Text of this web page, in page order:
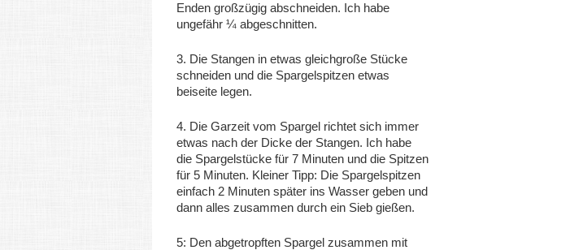
Enden großzügig abschneiden. Ich habe
ungefähr ¼ abgeschnitten.
3. Die Stangen in etwas gleichgroße Stücke
schneiden und die Spargelspitzen etwas
beiseite legen.
4. Die Garzeit vom Spargel richtet sich immer
etwas nach der Dicke der Stangen. Ich habe
die Spargelstücke für 7 Minuten und die Spitzen
für 5 Minuten. Kleiner Tipp: Die Spargelspitzen
einfach 2 Minuten später ins Wasser geben und
dann alles zusammen durch ein Sieb gießen.
5: Den abgetropften Spargel zusammen mit